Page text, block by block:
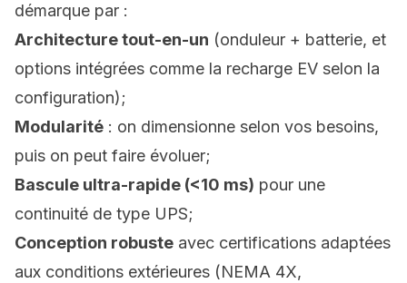
démarque par :
Architecture tout-en-un (onduleur + batterie, et
options intégrées comme la recharge EV selon la
configuration);
Modularité : on dimensionne selon vos besoins,
puis on peut faire évoluer;
Bascule ultra-rapide (<10 ms) pour une
continuité de type UPS;
Conception robuste avec certifications adaptées
aux conditions extérieures (NEMA 4X,